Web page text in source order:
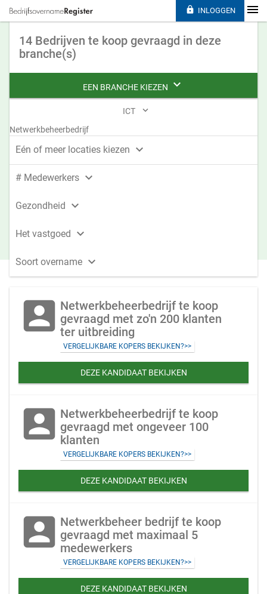
14 Bedrijven te koop gevraagd in deze
branche(s)
EEN BRANCHE KIEZEN 
ICT 
Netwerkbeheerbedrijf
Eén of meer locaties kiezen 
# Medewerkers 
Gezondheid 
Het vastgoed 
Soort overname 
account_box Netwerkbeheerbedrijf te koop
gevraagd met zo'n 200 klanten
ter uitbreiding
VERGELIJKBARE KOPERS BEKIJKEN?>>
DEZE KANDIDAAT BEKIJKEN
account_box Netwerkbeheerbedrijf te koop
gevraagd met ongeveer 100
klanten
VERGELIJKBARE KOPERS BEKIJKEN?>>
DEZE KANDIDAAT BEKIJKEN
account_box Netwerkbeheer bedrijf te koop
gevraagd met maximaal 5
medewerkers
VERGELIJKBARE KOPERS BEKIJKEN?>>
DEZE KANDIDAAT BEKIJKEN
 INLOGGEN